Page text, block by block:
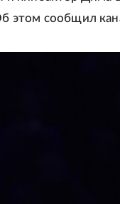
этом сообщил